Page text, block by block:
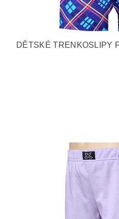
DĚTSKÉ TRENKOSLIPY